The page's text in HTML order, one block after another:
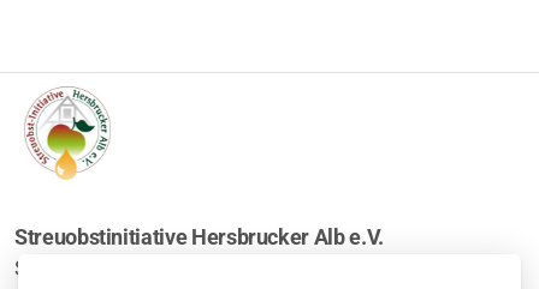
Streuobstinitiative Hersbrucker Alb e.V.
Sitz Pommelsbrunn